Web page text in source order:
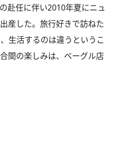
赴任に伴い2010年夏にニュ
産した。旅行好きで訪ねた
生活するのは違うというこ
間の楽しみは、ベーグル店